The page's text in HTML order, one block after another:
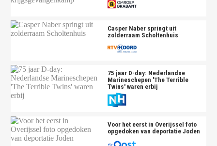
Casper Naber springt uit
zolderraam Scholtenhuis
75 jaar D-day: Nederlandse
Marineschepen 'The Terrible
Twins' waren erbij
Voor het eerst in Overijssel foto
opgedoken van deportatie Joden
Het klooster in De Horst in 1945 - A. Luijben via